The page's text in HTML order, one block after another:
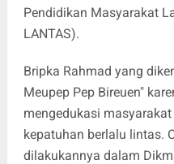
Pendidikan Masyarakat
LANTAS).
Bripka Rahmad yang
Meupep Pep Bireuen"
mengedukasi
kepatuhan berlalu lintas.
dilakukannya dalam